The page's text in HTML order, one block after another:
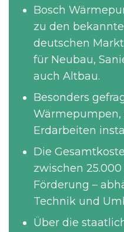
Bosch
zu den
deutschen
für Neubau,
auch Altbau.
Besonders
Wärmepumpen,
Erdarbeiten
Die
zwischen
Förderung –
Technik und
Über die